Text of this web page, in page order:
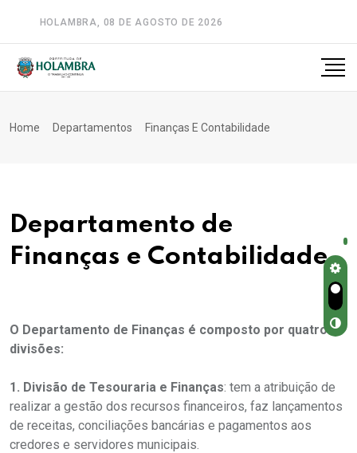
HOLAMBRA, 08 DE AGOSTO DE 2026
Home Departamentos Finanças E Contabilidade
Departamento de
Finanças e Contabilidade
O Departamento de Finanças é composto por quatro
divisões:
1. Divisão de Tesouraria e Finanças: tem a atribuição de
realizar a gestão dos recursos financeiros, faz lançamentos
de receitas, conciliações bancárias e pagamentos aos
credores e servidores municipais.